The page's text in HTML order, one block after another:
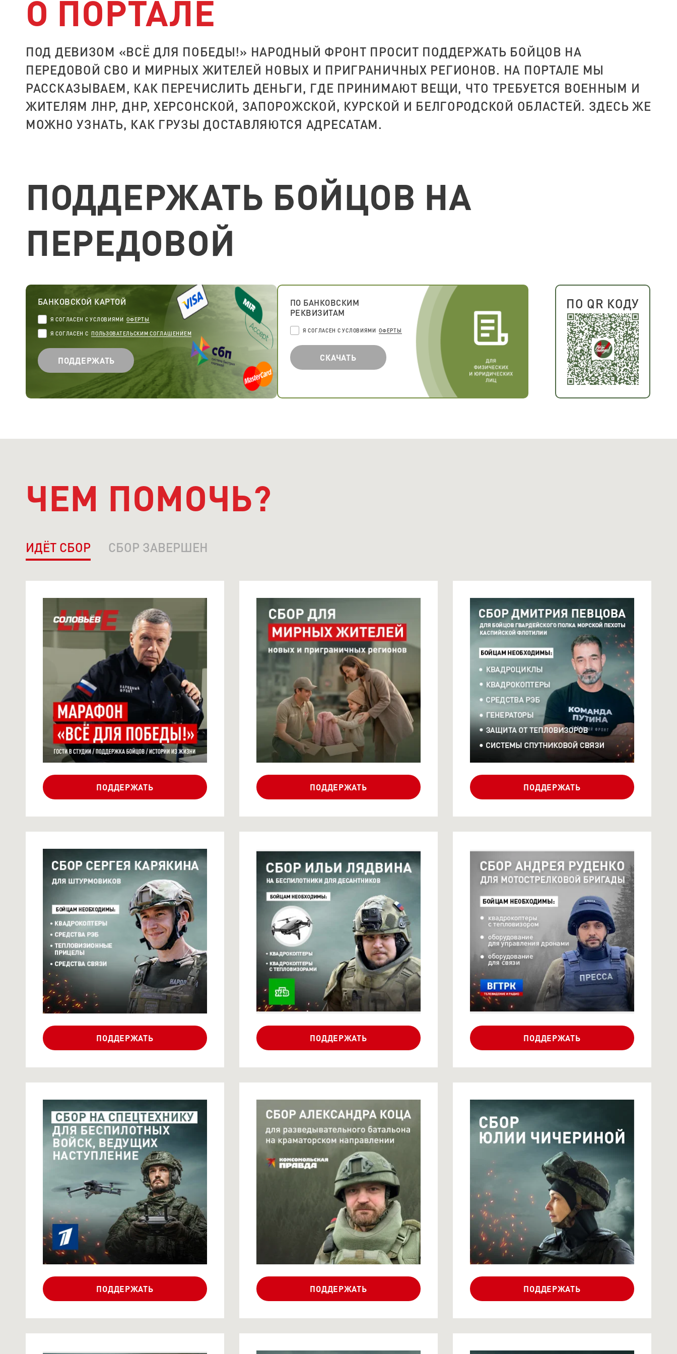
О ПОРТАЛЕ
ПОД ДЕВИЗОМ «ВСЁ ДЛЯ ПОБЕДЫ!» НАРОДНЫЙ ФРОНТ ПРОСИТ ПОДДЕРЖАТЬ БОЙЦОВ НА
ПЕРЕДОВОЙ СВО И МИРНЫХ ЖИТЕЛЕЙ НОВЫХ И ПРИГРАНИЧНЫХ РЕГИОНОВ. НА ПОРТАЛЕ МЫ
РАССКАЗЫВАЕМ, КАК ПЕРЕЧИСЛИТЬ ДЕНЬГИ, ГДЕ ПРИНИМАЮТ ВЕЩИ, ЧТО ТРЕБУЕТСЯ ВОЕННЫМ И
ЖИТЕЛЯМ ЛНР, ДНР, ХЕРСОНСКОЙ, ЗАПОРОЖСКОЙ, КУРСКОЙ И БЕЛГОРОДСКОЙ ОБЛАСТЕЙ. ЗДЕСЬ ЖЕ
МОЖНО УЗНАТЬ, КАК ГРУЗЫ ДОСТАВЛЯЮТСЯ АДРЕСАТАМ.
ПОДДЕРЖАТЬ БОЙЦОВ НА
ПЕРЕДОВОЙ
БАНКОВСКОЙ КАРТОЙ
Я СОГЛАСЕН C УСЛОВИЯМИОФЕРТЫ
Я СОГЛАСЕН С ПОЛЬЗОВАТЕЛЬСКИМ СОГЛАШЕНИЕМ
ПОДДЕРЖАТЬ
ПО БАНКОВСКИМ
РЕКВИЗИТАМ
Я СОГЛАСЕН С УСЛОВИЯМИОФЕРТЫ
СКАЧАТЬ
ПО QR КОДУ
ЧЕМ ПОМОЧЬ?
ИДЁТ СБОР СБОР ЗАВЕРШЕН
ОБЩИЙ. МАРАФОН
СОЛОВЬЕВ-LIVE
ПОДДЕРЖАТЬ
СБОР ДЛЯ МИРНЫХ
ЖИТЕЛЕЙ НОВЫХ И
ПРИГРАН...
ПОДДЕРЖАТЬ
СБОР ДМИТРИЯ
ПЕВЦОВА ДЛЯ БОЙЦОВ
ГВАРДЕЙС...
ПОДДЕРЖАТЬ
СБОР СЕРГЕЯ
КАРЯКИНА ДЛЯ
ШТУРМОВИКОВ ОТ ...
ПОДДЕРЖАТЬ
СБОР ИЛЬИ ЛЯДВИНА
НА БЕСПИЛОТНИКИ ДЛЯ
ПОДДЕРЖАТЬ
СБОР АНДРЕЯ РУДЕНКО
ДЛЯ МОТОСТРЕЛКОВОЙ
Б...
ПОДДЕРЖАТЬ
СБОР НА СПЕЦТЕХНИКУ
ДЛЯ БЕСПИЛОТНЫХ
ВОЙС...
ПОДДЕРЖАТЬ
СБОР АЛЕКСАНДРА
КОЦА ДЛЯ
РАЗВЕДЫВАТЕЛЬНО...
ПОДДЕРЖАТЬ
СБОР ЮЛИИ
ЧИЧЕРИНОЙ ДЛЯ
ПОДРАЗДЕЛЕНИЙ ВС...
ПОДДЕРЖАТЬ